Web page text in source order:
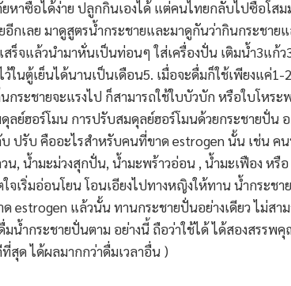
หาซื้อได้ง่าย ปลูกกินเองได้ แต่คนไทยกลับไปซื้อโสม
อีกเลย มาดูสูตรน้ำกระชายและมาดูกันว่ากินกระชาย
สร็จแล้วนำมาหั่นเป็นท่อนๆ ใส่เครื่องปั่น เติมน้ำ3แก้
ว้ในตู้เย็นได้นานเป็นเดือน5. เมื่อจะดื่มก็ใช้เพียงแค่
กระชายจะแรงไป ก็สามารถใช้ใบบัวบัก หรือใบโหร
ลย์ฮอร์โมน การปรับสมดุลย์ฮอร์โมนด้วยกระชายปั่น
ปรับ คืออะไรสำหรับคนที่ขาด estrogen นั้น เช่น ค
วน, น้ำมะม่วงสุกปั่น, น้ำมะพร้าวอ่อน , น้ำมะเฟือง ห
ใจเริ่มอ่อนโยน โอนเอียงไปทางหญิงให้ทาน น้ำกร
estrogen แล้วนั้น ทานกระชายปั่นอย่างเดียว ไม่ส
น้ำกระชายปั่นตาม อย่างนี้ ถือว่าใช้ได้ ได้สองสรรพ
สุด ได้ผลมากกว่าดื่มเวลาอื่น )